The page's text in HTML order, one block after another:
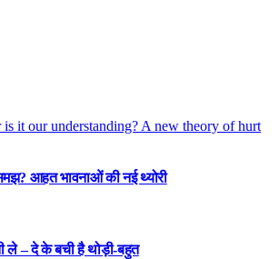
आहत भावनाओं की नई थ्योरी
ले – दे के बची है थोड़ी-बहुत